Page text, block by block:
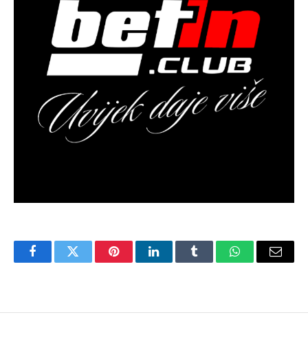
FacebookTwitter PinterestLinkedInTumblr WhatsAppEmail